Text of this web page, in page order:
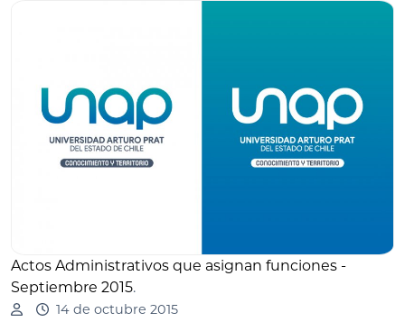
Actos Administrativos que asignan funciones -
Septiembre 2015.
14 de octubre 2015